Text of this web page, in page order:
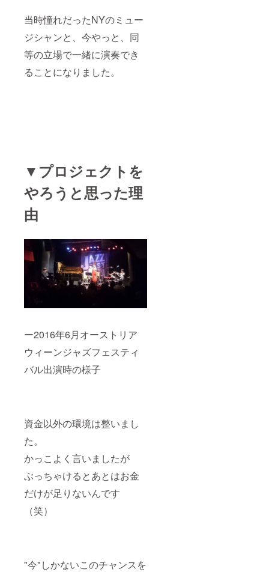
当時憧れだったNYのミュー
ジシャンと、今やっと、同
等の立場で一緒に演奏でき
ることになりました。
▼プロジェクトを
やろうと思った理
由
ー2016年6月オーストリア
ウィーンジャズフェスティ
バル出演時の様子
資金以外の環境は整いまし
た。
かっこよく言いましたが
ぶっちゃけるとあとはお金
だけが足りないんです
（笑）
"今"しかないこのチャンスを